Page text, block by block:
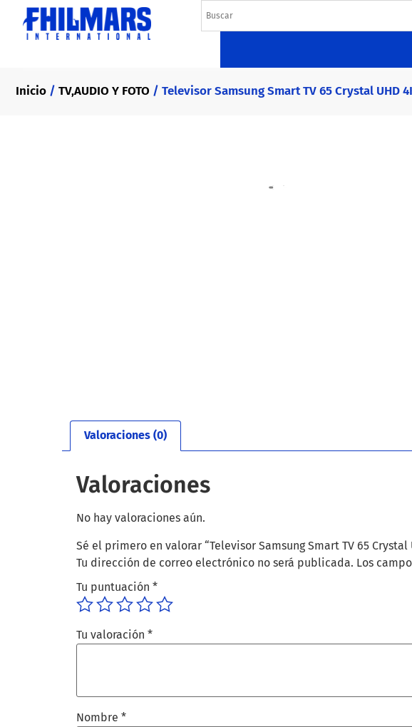
Inicio / TV,AUDIO Y FOTO / Televisor Samsung Smart TV 65 Crystal UHD
Valoraciones (0)
Valoraciones
No hay valoraciones aún.
Sé el primero en valorar “Televisor Samsung Smart TV 65 Crystal
Tu dirección de correo electrónico no será publicada. Los
Tu puntuación *
Tu valoración *
Nombre *